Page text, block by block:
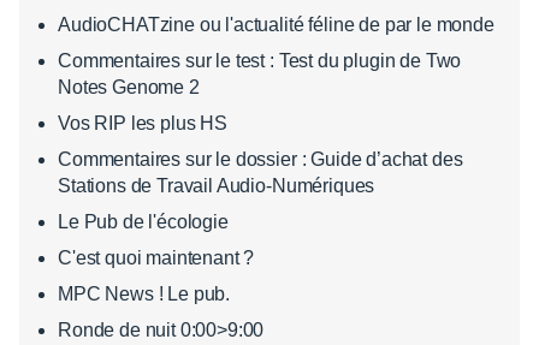
AudioCHATzine ou l'actualité féline de par le monde
Commentaires sur le test : Test du plugin de Two
Notes Genome 2
Vos RIP les plus HS
Commentaires sur le dossier : Guide d’achat des
Stations de Travail Audio-Numériques
Le Pub de l'écologie
C'est quoi maintenant ?
MPC News ! Le pub.
Ronde de nuit 0:00>9:00